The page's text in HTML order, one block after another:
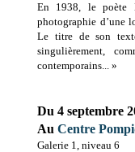
En 1938, le poète
photographie d’une
Le titre de son
singulièrement,
contemporains... »
Du 4 septembre
Au Centre
Galerie 1, niveau 6